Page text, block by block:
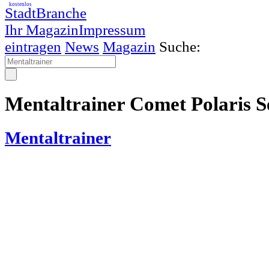
StadtBranche
Ihr MagazinImpressum
kostenlos
eintragen News Magazin Suche:
Mentaltrainer Comet Polaris
Mentaltrainer